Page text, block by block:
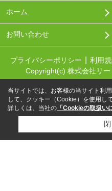
ホーム
お問い合わせ
プライバシーポリシー 利用
Copyright(c) 株式会社リ
当サイトでは、お客様の当サイト利
して、クッキー（Cookie）を使用し
詳しくは、当社の 「Cookieの取扱い